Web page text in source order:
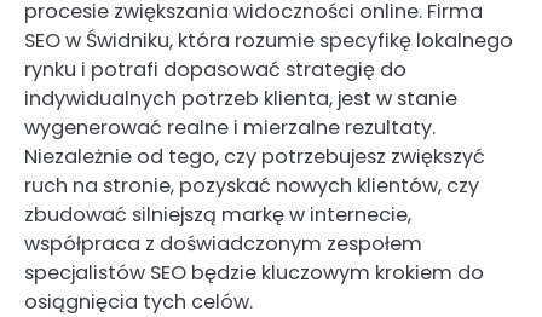
procesie zwiększania widoczności online. Firma
SEO w Świdniku, która rozumie specyfikę lokalnego
rynku i potrafi dopasować strategię do
indywidualnych potrzeb klienta, jest w stanie
wygenerować realne i mierzalne rezultaty.
Niezależnie od tego, czy potrzebujesz zwiększyć
ruch na stronie, pozyskać nowych klientów, czy
zbudować silniejszą markę w internecie,
współpraca z doświadczonym zespołem
specjalistów SEO będzie kluczowym krokiem do
osiągnięcia tych celów.